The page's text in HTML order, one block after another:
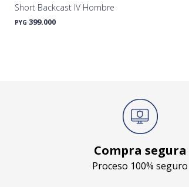
Short Backcast IV Hombre
PYG 399.000
Compra segura
Proceso 100% seguro